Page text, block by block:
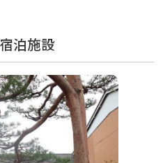
泊施設